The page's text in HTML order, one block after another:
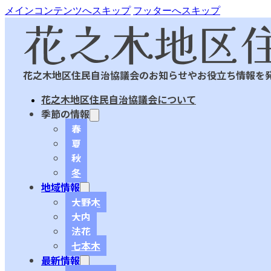
メインコンテンツへスキップ フッターへスキップ
花之木地区住民自治協議会のお知らせやお役立ち情報を
花之木地区住民自治協議会について
季節の情報
春
夏
秋
冬
地域情報
大野木
大内
法花
七本木
最新情報